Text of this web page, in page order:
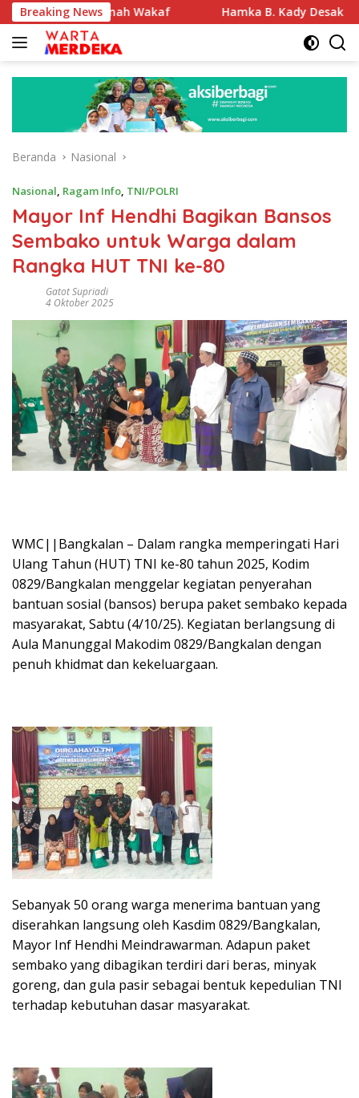
Langsung
ke
konten
Breaking News
Tanah Wakaf Hamka B. Kady Desak Evaluasi
Beranda Nasional
Nasional, Ragam Info, TNI/POLRI
Mayor Inf Hendhi Bagikan Bansos
Sembako untuk Warga dalam
Rangka HUT TNI ke-80
Gatot Supriadi
4 Oktober 2025
WMC||Bangkalan – Dalam rangka memperingati Hari
Ulang Tahun (HUT) TNI ke-80 tahun 2025, Kodim
0829/Bangkalan menggelar kegiatan penyerahan
bantuan sosial (bansos) berupa paket sembako kepada
masyarakat, Sabtu (4/10/25). Kegiatan berlangsung di
Aula Manunggal Makodim 0829/Bangkalan dengan
penuh khidmat dan kekeluargaan.
Sebanyak 50 orang warga menerima bantuan yang
diserahkan langsung oleh Kasdim 0829/Bangkalan,
Mayor Inf Hendhi Meindrawarman. Adapun paket
sembako yang dibagikan terdiri dari beras, minyak
goreng, dan gula pasir sebagai bentuk kepedulian TNI
terhadap kebutuhan dasar masyarakat.